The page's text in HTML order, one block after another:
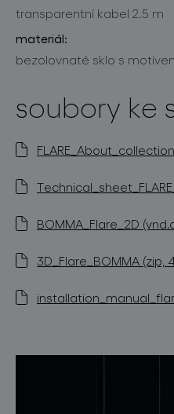
transparentní kabel 2,5 m
materiál:
bezolovnaté sklo s
soubory ke
BOMMA_Flare_2D
3D_Flare_BOMMA (zip,